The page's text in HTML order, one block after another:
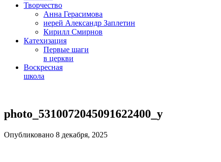
Творчество
Анна Герасимова
иерей Александр Заплетин
Кирилл Смирнов
Катехизация
Первые шаги
в церкви
Воскресная
школа
content
photo_5310072045091622400_y
Опубликовано 8 декабря, 2025